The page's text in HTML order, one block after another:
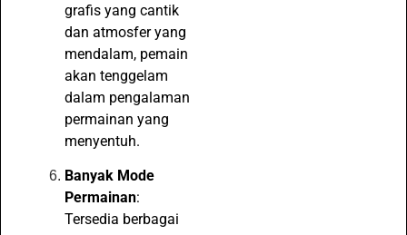
grafis yang cantik
dan atmosfer yang
mendalam, pemain
akan tenggelam
dalam pengalaman
permainan yang
menyentuh.
Banyak Mode
Permainan:
Tersedia berbagai